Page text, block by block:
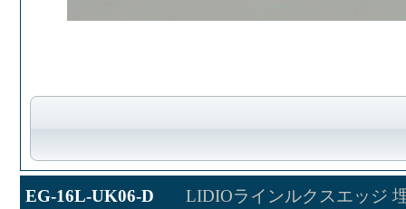
EG-16L-UK06-D LIDIOラインルクスエッジ